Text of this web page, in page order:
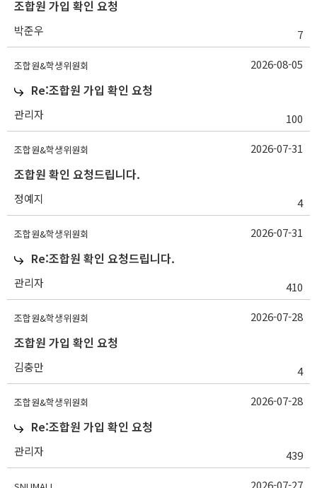
조합원 가입 확인 요청
박준우 7
조합원&학생위원회
Re:조합원 가입 확인 요청
관리자 100
2026-08-05
조합원&학생위원회
조합원 확인 요청드립니다.
정예지 4
2026-07-31
조합원&학생위원회
Re:조합원 확인 요청드립니다.
관리자 410
2026-07-31
조합원&학생위원회
조합원 가입 확인 요청
김충만 4
2026-07-28
조합원&학생위원회
Re:조합원 가입 확인 요청
관리자 439
2026-07-28